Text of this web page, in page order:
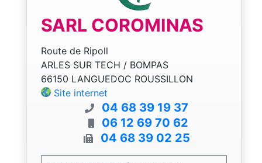
SARL COROMINAS
Route de Ripoll
ARLES SUR TECH / BOMPAS
66150 LANGUEDOC ROUSSILLON
Site internet
04 68 39 19 37
06 12 69 70 62
04 68 39 02 25